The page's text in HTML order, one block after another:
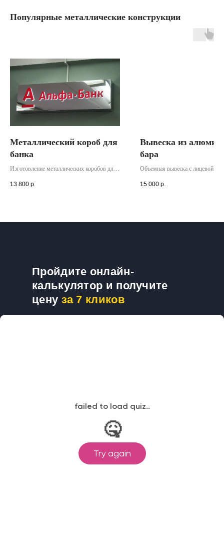
Популярные металлические конструкции
Металлический короб для
банка
Изготовление металлических коробов для
специалистами внутри офисного
13 800 р.
Вывеска из
бара
Объемная вывеска с лицевой
Доставка и установка
15 000 р.
Пройдите онлайн-
калькулятор и получите
цену за 7 кликов